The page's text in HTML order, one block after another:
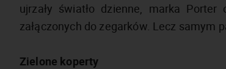
ujrzały światło dzienne, marka
załączonych do zegarków. Lecz samym
Zielone koperty